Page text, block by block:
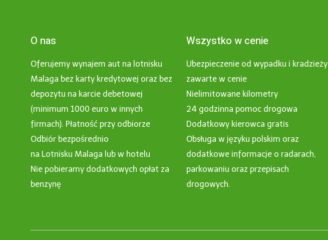
O nas
Oferujemy wynajem aut na lotnisku
Malaga bez karty kredytowej oraz bez
depozytu na karcie debetowej
(minimum 1000 euro w innych
firmach). Płatność przy odbiorze
Odbiór bezpośrednio
na Lotnisku Malaga lub w hotelu
Nie pobieramy dodatkowych opłat za
benzynę
Wszystko w cenie
Ubezpieczenie od wypadku i kradzieży
zawarte w cenie
Nielimitowane kilometry
24 godzinna pomoc drogowa
Dodatkowy kierowca gratis
Obsługa w języku polskim oraz
dodatkowe informacje o radarach,
parkowaniu oraz przepisach
drogowych.